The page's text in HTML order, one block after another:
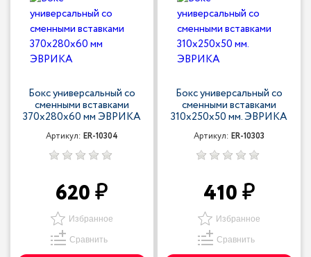
Бокс универсальный со
сменными вставками
370х280х60 мм ЭВРИКА
Артикул: ER-10304
620
Избранное
Сравнить
Бокс универсальный со
сменными вставками
310х250х50 мм. ЭВРИКА
Артикул: ER-10303
410
Избранное
Сравнить